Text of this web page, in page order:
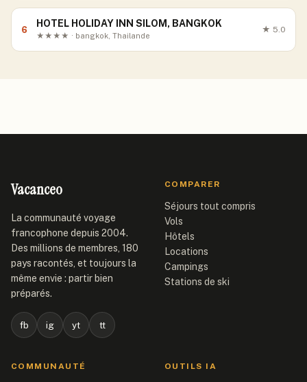
6
HOTEL HOLIDAY INN SILOM, BANGKOK
★★★★ · bangkok, Thailande
★ 5.0
Vacanceo
La communauté voyage
francophone depuis 2004.
Des millions de membres, 180
pays racontés, et toujours la
même envie : partir bien
préparés.
fb ig yt tt
COMPARER
Séjours tout compris
Vols
Hôtels
Locations
Campings
Stations de ski
COMMUNAUTÉ OUTILS IA